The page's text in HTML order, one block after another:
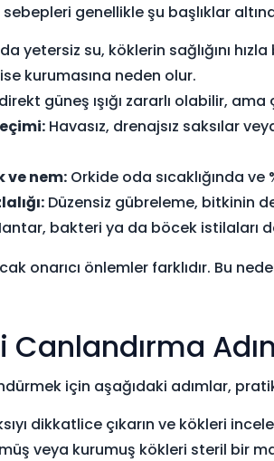
genellikle şu başlıklar
yetersiz su, köklerin sağlığını
kurumasına neden olur.
güneş ışığı zararlı olabilir,
Havasız, drenajsız saksılar
ve nem: Orkide oda sıcaklığında
Düzensiz gübreleme, bitkinin
bakteri ya da böcek istilaları
onarıcı önlemler farklıdır. Bu
için aşağıdaki adımlar,
dikkatlice çıkarın ve kökleri
veya kurumuş kökleri steril bir